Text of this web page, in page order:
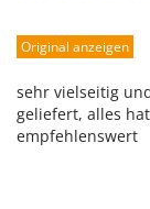
Weber
Wiper
Wolf Garten
Leistung
Qualität / Preis
Schwierigkeitsgrad
Original anzeigen
sehr vielseitig
geliefert, alles
empfehlenswert